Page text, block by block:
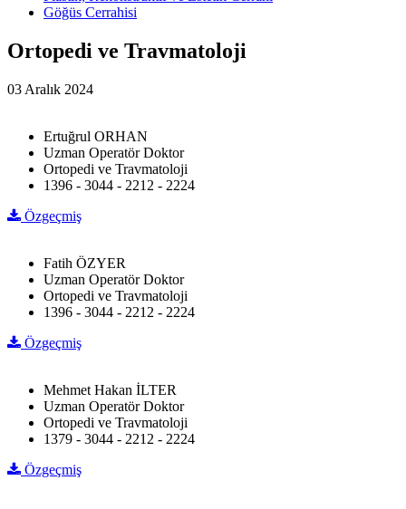
Göğüs Cerrahisi
Ortopedi ve Travmatoloji
03 Aralık 2024
Ertuğrul ORHAN
Uzman Operatör Doktor
Ortopedi ve Travmatoloji
1396 - 3044 - 2212 - 2224
Özgeçmiş
Fatih ÖZYER
Uzman Operatör Doktor
Ortopedi ve Travmatoloji
1396 - 3044 - 2212 - 2224
Özgeçmiş
Mehmet Hakan İLTER
Uzman Operatör Doktor
Ortopedi ve Travmatoloji
1379 - 3044 - 2212 - 2224
Özgeçmiş